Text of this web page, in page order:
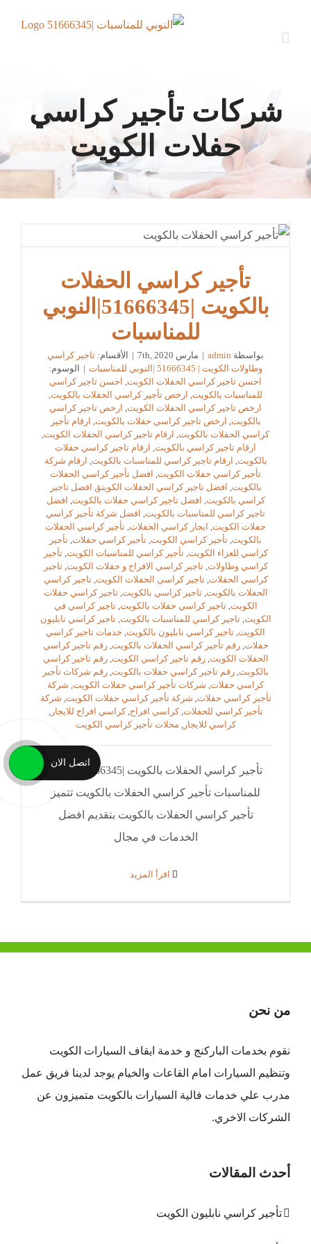
شركات تأجير كراسي
حفلات الكويت
تأجير كراسي الحفلات
بالكويت |51666345|النوبي
للمناسبات
بواسطة admin
| مارس 7th, 2020 | الأقسام: تاجير كراسي
وطاولات الكويت | 51666345 |النوبي للمناسبات
|
الوسوم:
احسن تاجير كراسي الحفلات الكويت
احسن تاجير كراسي
للمناسبات بالكويت
ارخص تأجير كراسي الحفلات بالكويت
ارخص تاجير كراسي الحفلات الكويت
ارخص تاجير كراسي
بالكويت
ارخص تاجير كراسي حفلات بالكويت
ارقام تأجير
كراسي الحفلات بالكويت
ارقام تاجير كراسي الحفلات الكويت
ارقام تاجير كراسي بالكويت
ارقام تاجير كراسي حفلات
بالكويت
ارقام تاجير كراسي للمناسبات بالكويت
ارقام شركة
تأجير كراسي حفلات الكويت
افضل تأجير كراسي الحفلات
بالكويت
افضل تاجير كراسي الحفلات الكويتؤ
افضل تاجير
كراسي بالكويت
افضل تاجير كراسي حفلات بالكويت
افضل
تاجير كراسي للمناسبات بالكويت
افضل شركة تأجير كراسي
حفلات الكويت
ايجار كراسي الحفلات تأجير كراسي الحفلات
بالكويت تأجير كراسي الكويت تأجير كراسي حفلات تأجير
كراسي للعزاء الكويت ,تأجير كراسي للمناسبات الكويت ,تأجير
كراسي وطاولات ,تاجير كراسي الافراح و حفلات الكويت ,تاجير
كراسي الحفلات ,تاجير كراسي الحفلات الكويت ,تاجير كراسي
الحفلات بالكويت ,تاجير كراسي بالكويت ,تاجير كراسي حفلات
الكويت ,تاجير كراسي حفلات بالكويت ,تاجير كراسي في
الكويت ,تاجير كراسي للمناسبات بالكويت ,تاجير كراسي نابليون
الكويت تاجير كراسي نابليون بالكويت خدمات تاجير كراسي
حفلات ,رقم تأجير كراسي الحفلات بالكويت ,رقم تاجير كراسي
الحفلات الكويت ,رقم تاجير كراسي الكويت ,رقم تاجير كراسي
بالكويت رقم تاجير كراسي حفلات بالكويت رقم شركات تأجير
كراسي حفلات شركات تأجير كراسي حفلات الكويت شركة
تأجير كراسي حفلات شركة تأجير كراسي حفلات الكويت شركة
تأجير كراسي للحفلات ,كراسي افراح ,كراسي افراح للايجار
كراسي للايجار
محلات تأجير كراسي الكويت
تأجير كراسي الحفلات بالكويت |51666345|النوبي
للمناسبات تأجير كراسي الحفلات بالكويت تتميز
تأجير كراسي الحفلات بالكويت بتقديم افضل
الخدمات في مجال
من نحن
نقوم بخدمات الباركنج و خدمة ايقاف السيارات الكويت
وتنظيم السيارات امام القاعات والخيام يوجد لدينا فريق عمل
مدرب علي خدمات فالية السيارات بالكويت متميزون عن
الشركات الاخري.
أحدث المقالات
تأجير كراسي نابليون الكويت
اتصل الان